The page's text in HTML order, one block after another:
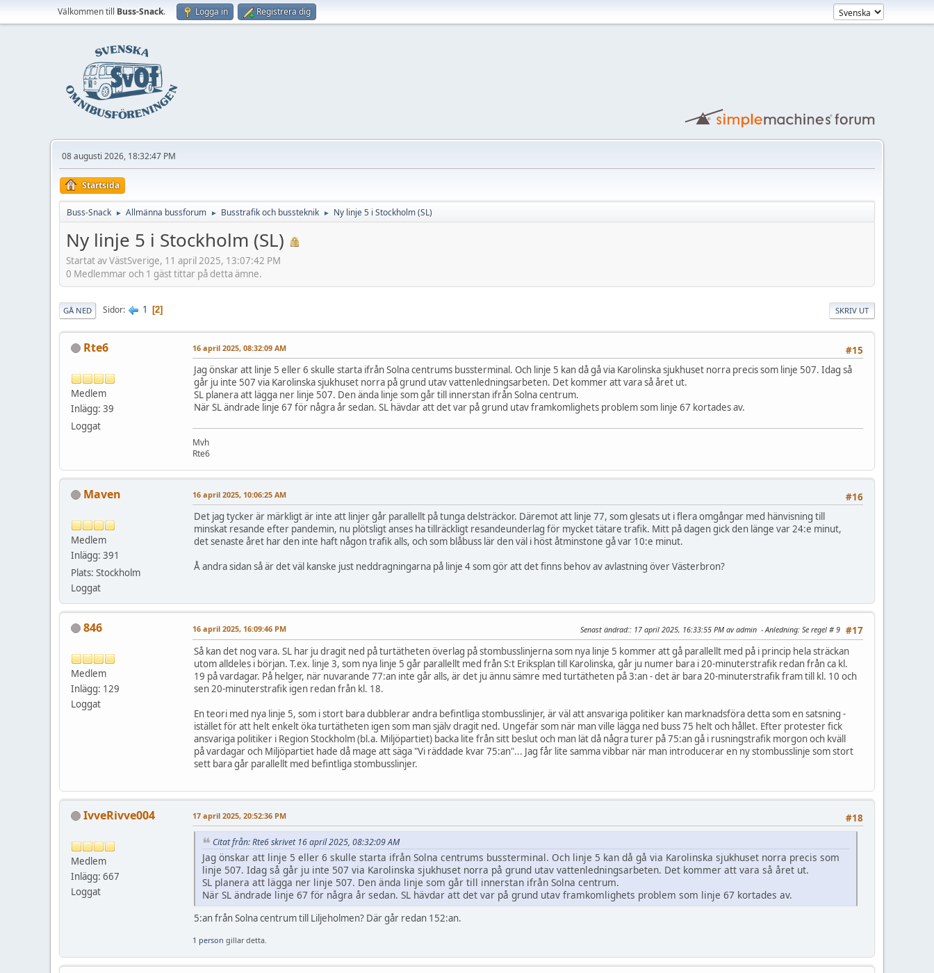
Välkommen till Buss-Snack. Logga in Registrera dig
08 augusti 2026, 18:32:47 PM
Startsida
Buss-Snack ► Allmänna bussforum ► Busstrafik och bussteknik ► Ny linje 5 i Stockholm (SL)
Ny linje 5 i Stockholm (SL)
Startat av VästSverige, 11 april 2025, 13:07:42 PM
0 Medlemmar och 1 gäst tittar på detta ämne.
SKRIV UT
GÅ NED Sidor 1 2
Rte6
Medlem
Inlägg: 39
Loggat
#15
16 april 2025, 08:32:09 AM
Jag önskar att linje 5 eller 6 skulle starta ifrån Solna centrums bussterminal. Och linje 5 kan då gå via Karolinska sjukhuset norra precis som linje 507. Idag så
går ju inte 507 via Karolinska sjukhuset norra på grund utav vattenledningsarbeten. Det kommer att vara så året ut.
SL planera att lägga ner linje 507. Den ända linje som går till innerstan ifrån Solna centrum.
När SL ändrade linje 67 för några år sedan. SL hävdar att det var på grund utav framkomlighets problem som linje 67 kortades av.
Mvh
Rte6
Maven
Medlem
Inlägg: 391
Plats: Stockholm
Loggat
#16
16 april 2025, 10:06:25 AM
Det jag tycker är märkligt är inte att linjer går parallellt på tunga delsträckor. Däremot att linje 77, som glesats ut i flera omgångar med hänvisning till
minskat resande efter pandemin, nu plötsligt anses ha tillräckligt resandeunderlag för mycket tätare trafik. Mitt på dagen gick den länge var 24:e minut,
det senaste året har den inte haft någon trafik alls, och som blåbuss lär den väl i höst åtminstone gå var 10:e minut.
Å andra sidan så är det väl kanske just neddragningarna på linje 4 som gör att det finns behov av avlastning över Västerbron?
846
Medlem
Inlägg: 129
Loggat
#17
16 april 2025, 16:09:46 PM Senast ändrad:: 17 april 2025, 16:33:55 PM av admin Anledning: Se regel # 9
Så kan det nog vara. SL har ju dragit ned på turtätheten överlag på stombusslinjerna som nya linje 5 kommer att gå parallellt med på i princip hela sträckan
utom alldeles i början. T.ex. linje 3, som nya linje 5 går parallellt med från S:t Eriksplan till Karolinska, går ju numer bara i 20-minuterstrafik redan från ca kl.
19 på vardagar. På helger, när nuvarande 77:an inte går alls, är det ju ännu sämre med turtätheten på 3:an - det är bara 20-minuterstrafik fram till kl. 10 och
sen 20-minuterstrafik igen redan från kl. 18.
En teori med nya linje 5, som i stort bara dubblerar andra befintliga stombusslinjer, är väl att ansvariga politiker kan marknadsföra detta som en satsning -
istället för att helt enkelt öka turtätheten igen som man själv dragit ned. Ungefär som när man ville lägga ned buss 75 helt och hållet. Efter protester fick
ansvariga politiker i Region Stockholm (bl.a. Miljöpartiet) backa lite från sitt beslut och man lät då några turer på 75:an gå i rusningstrafik morgon och kväll
på vardagar och Miljöpartiet hade då mage att säga "Vi räddade kvar 75:an"... Jag får lite samma vibbar när man introducerar en ny stombusslinje som stort
sett bara går parallellt med befintliga stombusslinjer.
IvveRivve004
Medlem
Inlägg: 667
Loggat
#18
17 april 2025, 20:52:36 PM
Citat från: Rte6 skrivet 16 april 2025, 08:32:09 AM
Jag önskar att linje 5 eller 6 skulle starta ifrån Solna centrums bussterminal. Och linje 5 kan då gå via Karolinska sjukhuset norra precis som
linje 507. Idag så går ju inte 507 via Karolinska sjukhuset norra på grund utav vattenledningsarbeten. Det kommer att vara så året ut.
SL planera att lägga ner linje 507. Den ända linje som går till innerstan ifrån Solna centrum.
När SL ändrade linje 67 för några år sedan. SL hävdar att det var på grund utav framkomlighets problem som linje 67 kortades av.
5:an från Solna centrum till Liljeholmen? Där går redan 152:an.
1 person gillar detta.